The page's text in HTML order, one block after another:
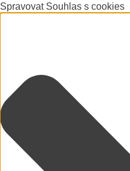
Spravovat Souhlas s cookies